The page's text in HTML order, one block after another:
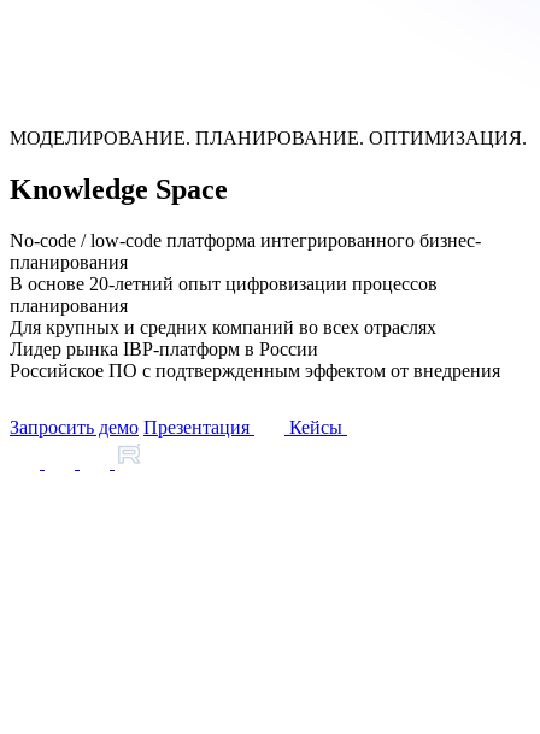
МОДЕЛИРОВАНИЕ. ПЛАНИРОВАНИЕ. ОПТИМИЗАЦИЯ.
Knowledge Space
No-code / low-code платформа интегрированного бизнес-
планирования
В основе 20-летний опыт цифровизации процессов
планирования
Для крупных и средних компаний во всех отраслях
Лидер рынка IBP-платформ в России
Российское ПО с подтвержденным эффектом от внедрения
Запросить демо Презентация Кейсы